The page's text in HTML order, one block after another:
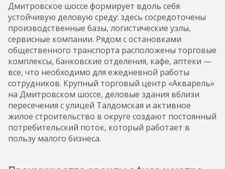
Дмитровское шоссе формирует вдоль себя
устойчивую деловую среду: здесь сосредоточены
производственные базы, логистические узлы,
сервисные компании. Рядом с остановками
общественного транспорта расположены торговые
комплексы, банковские отделения, кафе, аптеки —
все, что необходимо для ежедневной работы
сотрудников. Крупный торговый центр «Акварель»
на Дмитровском шоссе, деловые здания вблизи
пересечения с улицей Талдомская и активное
жилое строительство в округе создают постоянный
потребительский поток, который работает в
пользу малого бизнеса.